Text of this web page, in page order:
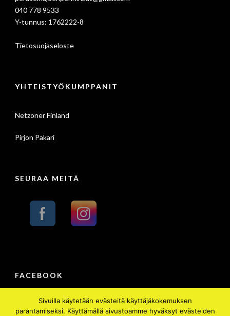
040 778 9533
Y-tunnus: 1762222-8
Tietosuojaseloste
YHTEISTYÖKUMPPANIT
Netzoner Finland
Pirjon Pakari
SEURAA MEITÄ
FACEBOOK
Sivuilla käytetään evästeitä käyttäjäkokemuksen
parantamiseksi. Käyttämällä sivustoamme hyväksyt evästeiden